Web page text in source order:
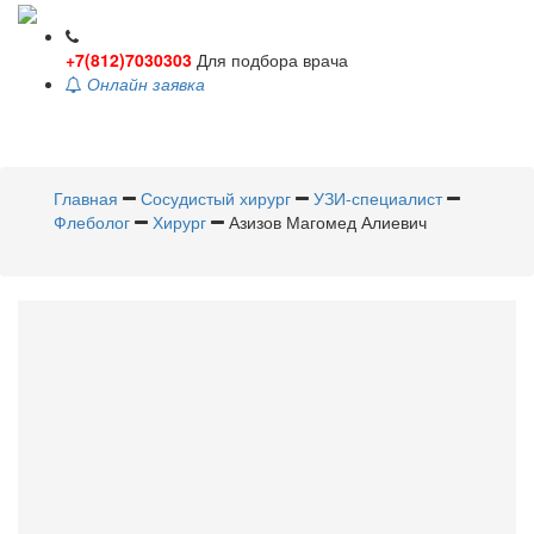
+7(812)7030303 Для подбора врача
Онлайн заявка
Главная
Сосудистый хирург
УЗИ-специалист
Флеболог
Хирург Азизов Магомед Алиевич